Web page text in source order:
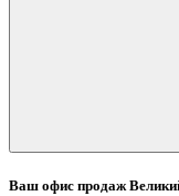
Ваш офис продаж